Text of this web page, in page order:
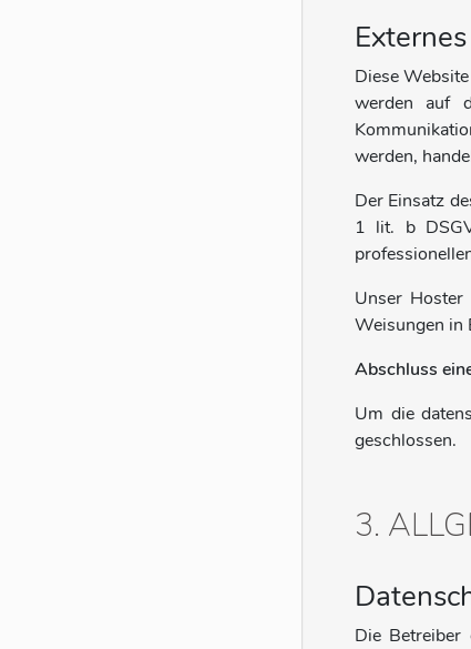
Diese
werden auf
werden,
Der Einsatz
1 lit. b
Unser
Weisungen in
Abschluss
Um die
geschlossen.
3.
Die Betreiber